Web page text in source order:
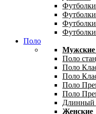
Футболки
Поло
Мужские
Поло
Поло
Поло
Поло
Поло
Длинный
Женские